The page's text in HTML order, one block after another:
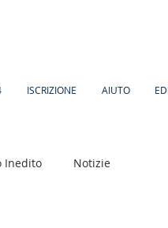
ISCRIZIONE AIUTO
Inedito Notizie